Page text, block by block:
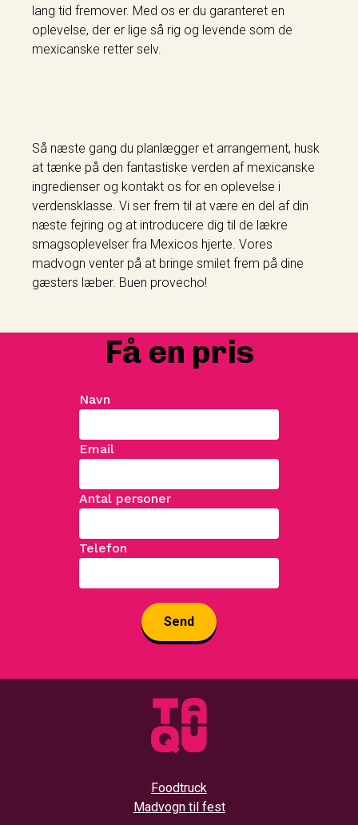
lang tid fremover. Med os er du garanteret en
oplevelse, der er lige så rig og levende som de
mexicanske retter selv.
Så næste gang du planlægger et arrangement, husk
at tænke på den fantastiske verden af mexicanske
ingredienser og kontakt os for en oplevelse i
verdensklasse. Vi ser frem til at være en del af din
næste fejring og at introducere dig til de lækre
smagsoplevelser fra Mexicos hjerte. Vores
madvogn venter på at bringe smilet frem på dine
gæsters læber. Buen provecho!
Få en pris
Navn
Email
Antal personer
Telefon
Foodtruck
Madvogn til fest